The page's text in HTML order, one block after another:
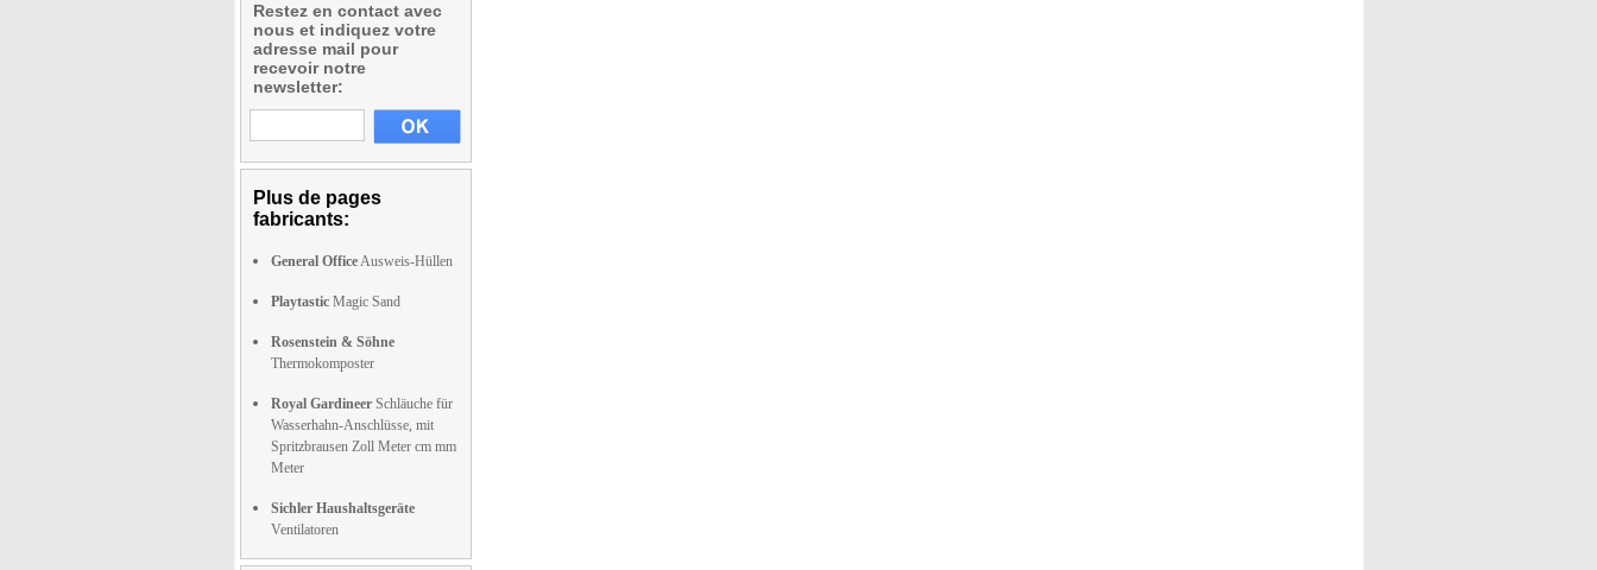
Restez en contact avec
nous et indiquez votre
adresse mail pour
recevoir notre
newsletter:
Plus de pages
fabricants:
General OfficeAusweis-Hüllen
Playtastic Magic Sand
Rosenstein & Söhne
Thermokomposter
Royal Gardineer Schläuche für
Wasserhahn-Anschlüsse, mit
Spritzbrausen Zoll Meter cm mm
Meter
Sichler Haushaltsgeräte
Ventilatoren